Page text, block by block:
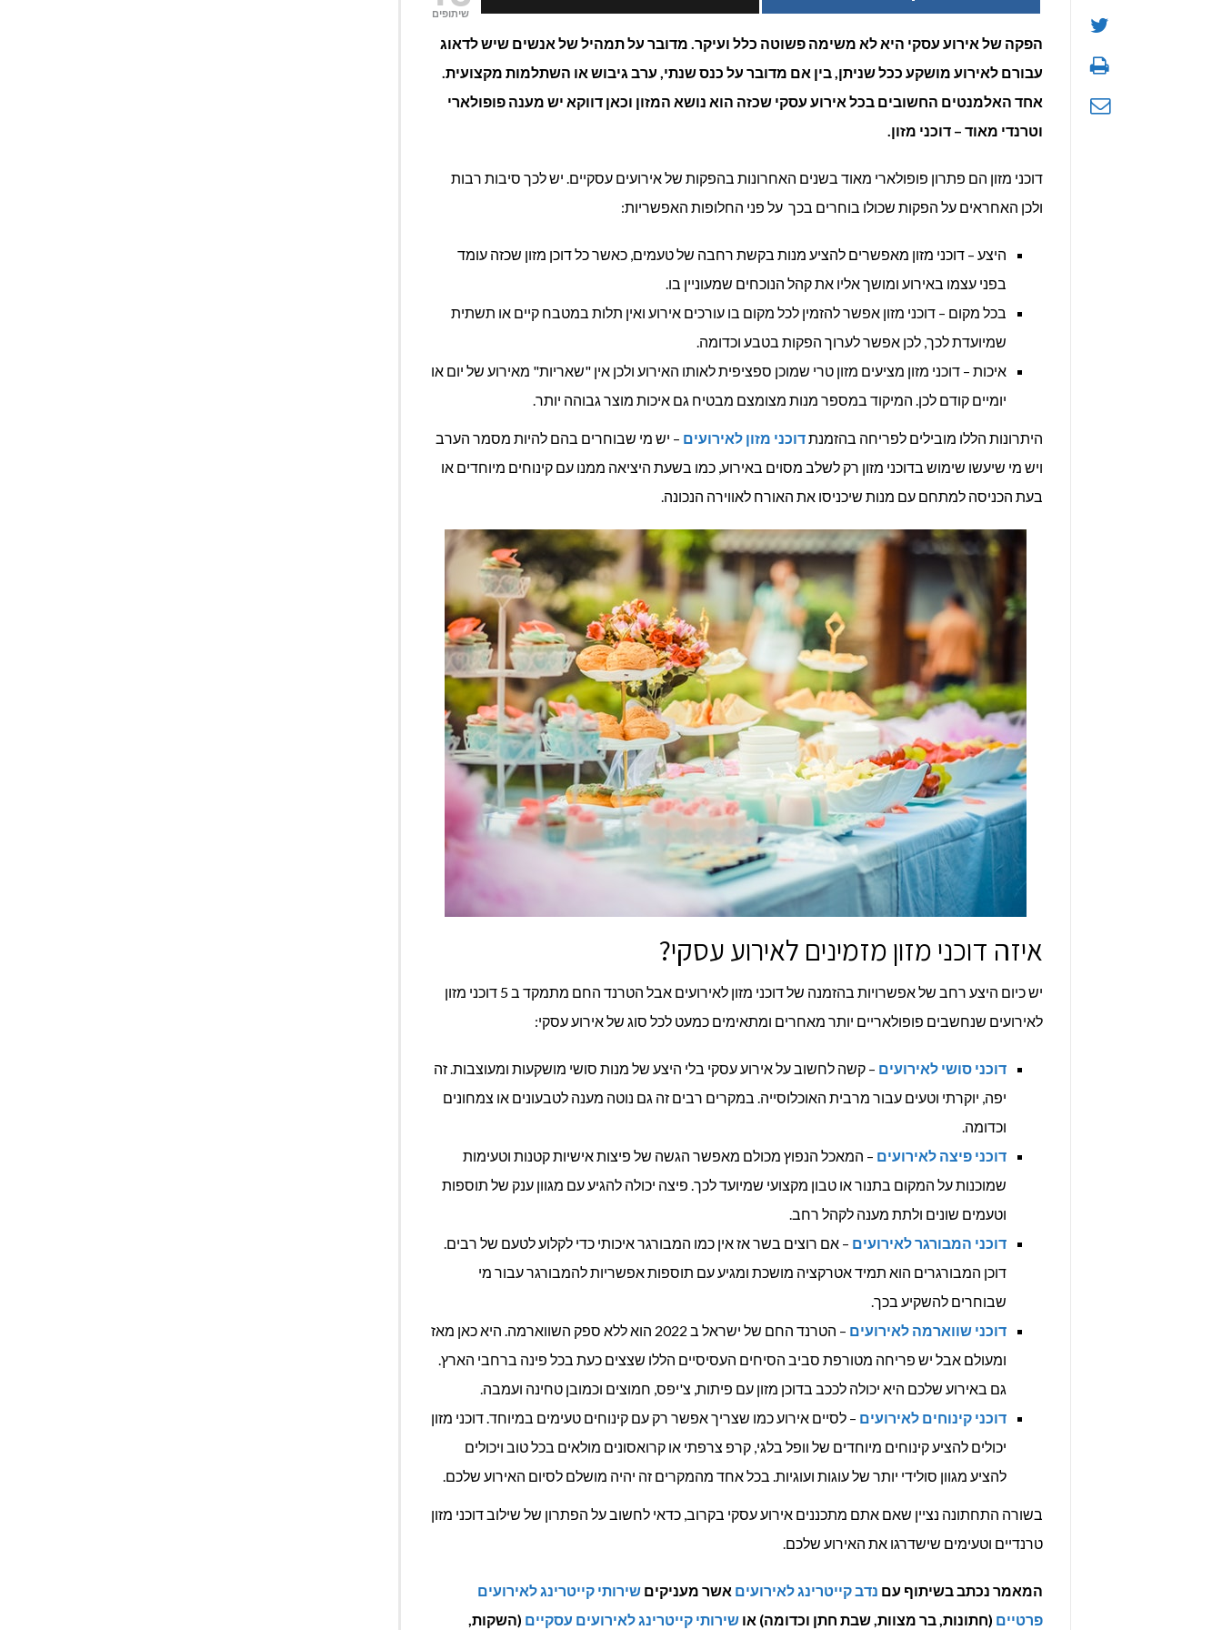
פופולאריים
שיתופים
הפקה של אירוע עסקי היא לא משימה פשוטה כלל ועיקר. מדובר על תמהיל של אנשים שיש לדאוג
עבורם לאירוע מושקע ככל שניתן, בין אם מדובר על כנס שנתי, ערב גיבוש או השתלמות מקצועית.
אחד האלמנטים החשובים בכל אירוע עסקי שכזה הוא נושא המזון וכאן דווקא יש מענה פופולארי
וטרנדי מאוד – דוכני מזון.
דוכני מזון הם פתרון פופולארי מאוד בשנים האחרונות בהפקות של אירועים עסקיים. יש לכך סיבות רבות
ולכן האחראים על הפקות שכולו בוחרים בכך על פני החלופות האפשריות:
היצע – דוכני מזון מאפשרים להציע מנות בקשת רחבה של טעמים, כאשר כל דוכן מזון שכזה עומד
בפני עצמו באירוע ומושך אליו את קהל הנוכחים שמעוניין בו.
בכל מקום – דוכני מזון אפשר להזמין לכל מקום בו עורכים אירוע ואין תלות במטבח קיים או תשתית
שמיועדת לכך, לכן אפשר לערוך הפקות בטבע וכדומה.
איכות – דוכני מזון מציעים מזון טרי שמוכן ספציפית לאותו האירוע ולכן אין "שאריות" מאירוע של יום או
יומיים קודם לכן. המיקוד במספר מנות מצומצם מבטיח גם איכות מוצר גבוהה יותר.
היתרונות הללו מובילים לפריחה בהזמנתדוכני מזון לאירועים – יש מי שבוחרים בהם להיות מסמר הערב
ויש מי שיעשו שימוש בדוכני מזון רק לשלב מסוים באירוע, כמו בשעת היציאה ממנו עם קינוחים מיוחדים או
בעת הכניסה למתחם עם מנות שיכניסו את האורח לאווירה הנכונה.
איזה דוכני מזון מזמינים לאירוע עסקי?
יש כיום היצע רחב של אפשרויות בהזמנה של דוכני מזון לאירועים אבל הטרנד החם מתמקד ב 5 דוכני מזון
לאירועים שנחשבים פופולאריים יותר מאחרים ומתאימים כמעט לכל סוג של אירוע עסקי:
דוכני סושי לאירועים – קשה לחשוב על אירוע עסקי בלי היצע של מנות סושי מושקעות ומעוצבות. זה
יפה, יוקרתי וטעים עבור מרבית האוכלוסייה. במקרים רבים זה גם נוטה מענה לטבעונים או צמחונים
וכדומה.
דוכני פיצה לאירועים – המאכל הנפוץ מכולם מאפשר הגשה של פיצות אישיות קטנות וטעימות
שמוכנות על המקום בתנור או טבון מקצועי שמיועד לכך. פיצה יכולה להגיע עם מגוון ענק של תוספות
וטעמים שונים ולתת מענה לקהל רחב.
דוכני המבורגר לאירועים – אם רוצים בשר אז אין כמו המבורגר איכותי כדי לקלוע לטעם של רבים.
דוכן המבורגרים הוא תמיד אטרקציה מושכת ומגיע עם תוספות אפשריות להמבורגר עבור מי
שבוחרים להשקיע בכך.
דוכני שווארמה לאירועים
– הטרנד החם של ישראל ב 2022 הוא ללא ספק השווארמה. היא כאן מאז
ומעולם אבל יש פריחה מטורפת סביב הסיחים העסיסיים הללו שצצים כעת בכל פינה ברחבי הארץ.
גם באירוע שלכם היא יכולה לככב בדוכן מזון עם פיתות, צ'יפס, חמוצים וכמובן טחינה ועמבה.
דוכני קינוחים לאירועים – לסיים אירוע כמו שצריך אפשר רק עם קינוחים טעימים במיוחד. דוכני מזון
יכולים להציע קינוחים מיוחדים של וופל בלגי, קרפ צרפתי או קרואסונים מולאים בכל טוב ויכולים
להציע מגוון סולידי יותר של עוגות ועוגיות. בכל אחד מהמקרים זה יהיה מושלם לסיום האירוע שלכם.
בשורה התחתונה נציין שאם אתם מתכננים אירוע עסקי בקרוב, כדאי לחשוב על הפתרון של שילוב דוכני מזון
טרנדיים וטעימים שישדרגו את האירוע שלכם.
המאמר נכתב בשיתוף עם נדב קייטרינג לאירועים אשר מעניקיםשירותי קייטרינג לאירועים
פרטיים (חתונות, בר מצוות, שבת חתן וכדומה) אושירותי קייטרינג לאירועים עסקיים (השקות,